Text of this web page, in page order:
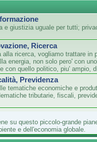
e giustizia uguale per tutti;
Ricerca
alla ricerca, vogliamo trattare in
energia, non solo pero' con
con quello politico, piu' ampio,
Previdenza
tematiche economiche e
tributarie, fiscali,
su questo piccolo-grande
e dell'economia globale.